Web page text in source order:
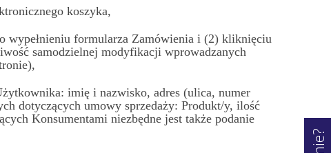
koszyka,
wypełnieniu formularza Zamówienia i (2) kliknięciu
samodzielnej modyfikacji wprowadzanych
imię i nazwisko, adres (ulica, numer
dotyczących umowy sprzedaży: Produkt/y, ilość
Konsumentami niezbędne jest także podanie